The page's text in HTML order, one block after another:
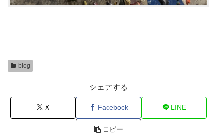
blog
シェアする
X Facebook LINE
コピー